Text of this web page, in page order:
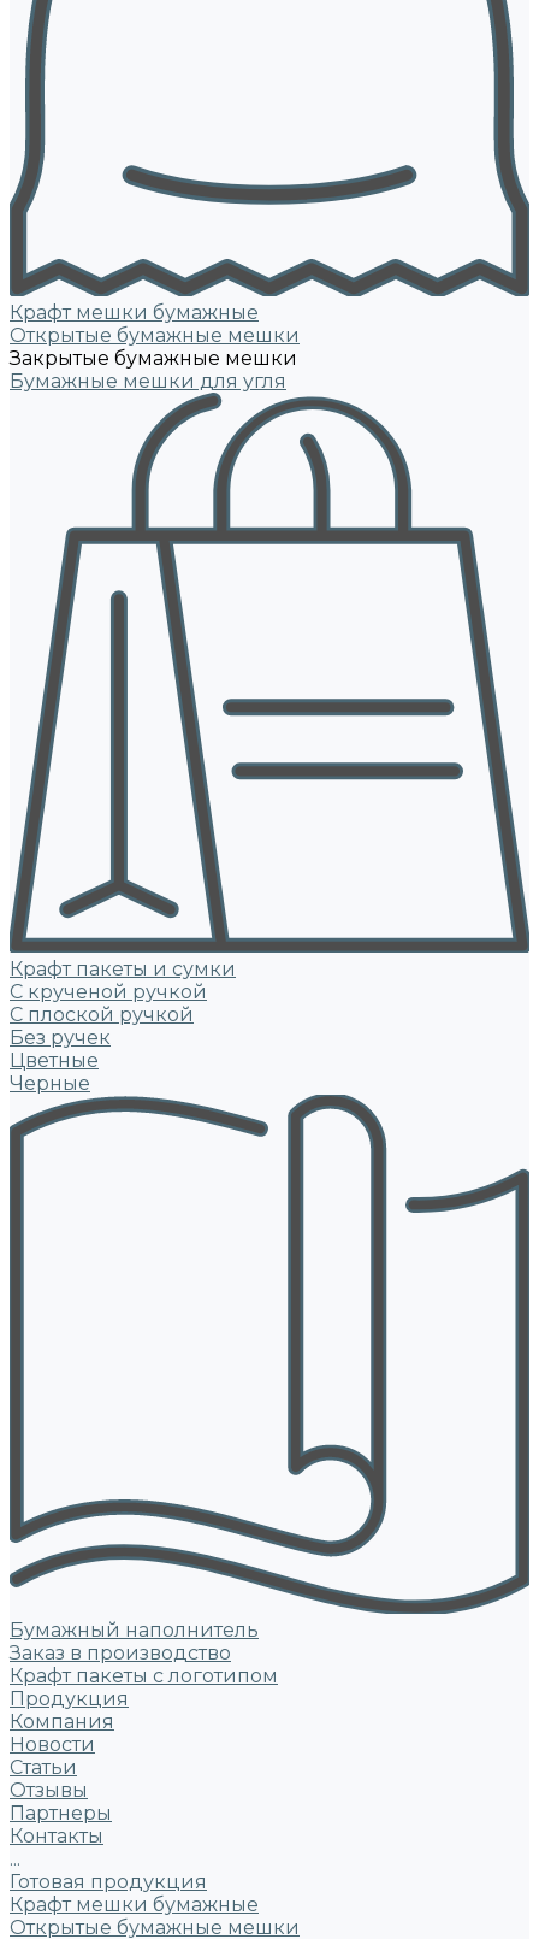
Крафт мешки бумажные
Открытые бумажные мешки
Закрытые бумажные мешки
Бумажные мешки для угля
Крафт пакеты и сумки
С крученой ручкой
С плоской ручкой
Без ручек
Цветные
Черные
Бумажный наполнитель
Заказ в производство
Крафт пакеты с логотипом
Продукция
Компания
Новости
Статьи
Отзывы
Партнеры
Контакты
...
Готовая продукция
Крафт мешки бумажные
Открытые бумажные мешки